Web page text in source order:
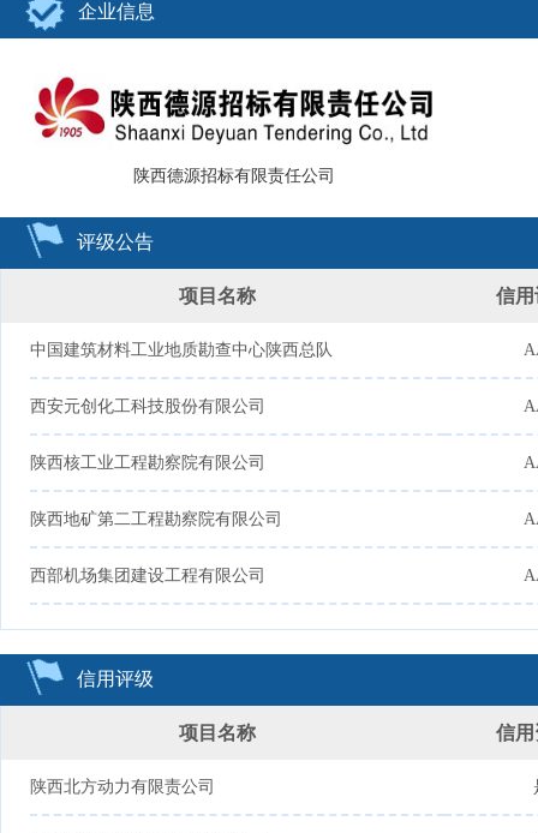
企业信息
陕西德源招标有限责任公司
评级公告
项目名称 信
中国建筑材料工业地质勘查中心陕西总队
西安元创化工科技股份有限公司
陕西核工业工程勘察院有限公司
陕西地矿第二工程勘察院有限公司
西部机场集团建设工程有限公司
信用评级
项目名称 信
陕西北方动力有限责公司